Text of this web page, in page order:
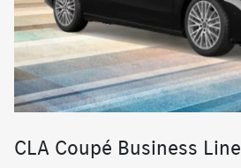
CLA Coupé Business Line